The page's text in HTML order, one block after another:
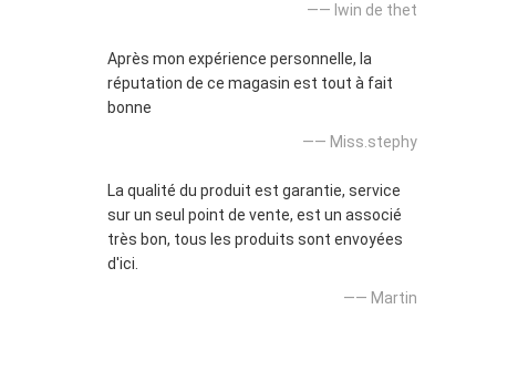
—— lwin de thet
Après mon expérience personnelle, la
réputation de ce magasin est tout à fait
bonne
—— Miss.stephy
La qualité du produit est garantie, service
sur un seul point de vente, est un associé
très bon, tous les produits sont envoyées
d'ici.
—— Martin